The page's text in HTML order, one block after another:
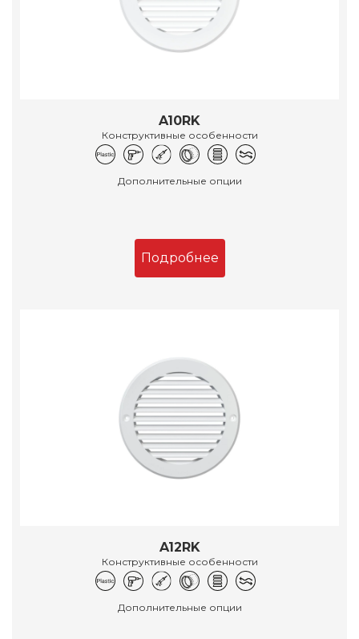
A10RK
Конструктивные особенности
Дополнительные опции
Подробнее
A12RK
Конструктивные особенности
Дополнительные опции